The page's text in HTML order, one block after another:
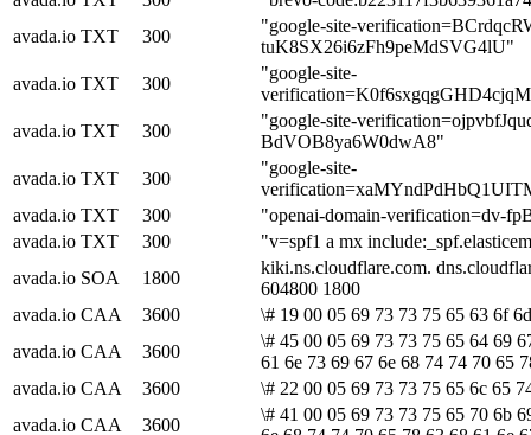
avada.io TXT 300
"google-site-
tuK8SX26i6zFh9peMdSVG4lU"
avada.io TXT 300
"google-site-
avada.io TXT 300
"google-site-
BdVOB8ya6W0dwA8"
avada.io TXT 300
"google-site-
avada.io TXT 300
"openai-domain-verification=dv-
avada.io TXT 300
"v=spf1 a mx
avada.io SOA 1800
kiki.ns.cloudflare.com.
604800 1800
avada.io CAA 3600
\# 19 00 05 69 73 73 75 65 63 6f
avada.io CAA 3600
\# 45 00 05 69 73 73 75 65 64 69
61 6e 73 69 67 6e 68 74 74 70 65
avada.io CAA 3600
\# 22 00 05 69 73 73 75 65 6c 65
avada.io CAA 3600
\# 41 00 05 69 73 73 75 65 70 6b